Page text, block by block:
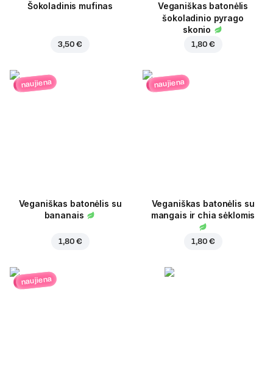
Šokoladinis mufinas
3,50 €
Veganiškas batonėlis
šokoladinio pyrago
skonio
1,80 €
naujiena
Veganiškas batonėlis su
bananais
1,80 €
naujiena
Veganiškas batonėlis su
mangais ir chia sėklomis
1,80 €
naujiena